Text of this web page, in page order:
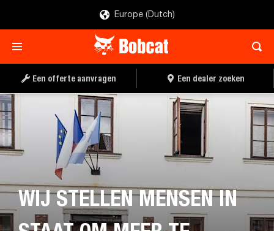
Europe (Dutch)
Een offerte aanvragen Een dealer zoeken
WIJ STELLEN MENSEN IN